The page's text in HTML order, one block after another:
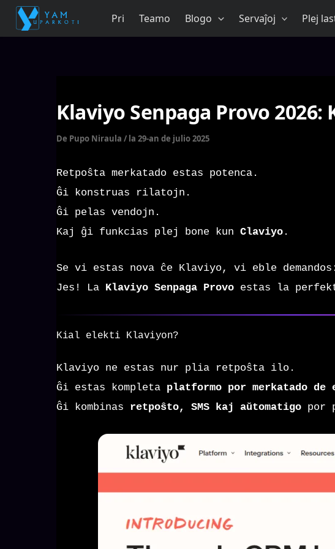
Salti
enhavo
Pri Teamo Blogo Servaĵoj Plej
Klaviyo Senpaga Provo
De Pupo Niraula / la 29-an de julio 2025
Retpoŝta merkatado estas potenca.
Ĝi konstruas rilatojn.
Ĝi pelas vendojn.
Kaj ĝi funkcias plej bone kun Claviyo .
Se vi estas nova ĉe Klaviyo, vi eble
Jes! La Klaviyo Senpaga Provo estas la
Kial elekti Klaviyon?
Klaviyo ne estas nur plia retpoŝta ilo.
Ĝi estas kompleta platformo por merkatado de
Ĝi kombinas retpoŝto, SMS kaj aŭtomatigo por